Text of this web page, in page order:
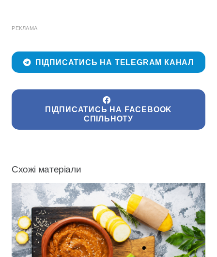
РЕКЛАМА
ПІДПИСАТИСЬ НА TELEGRAM КАНАЛ
ПІДПИСАТИСЬ НА FACEBOOK
СПІЛЬНОТУ
Схожі матеріали